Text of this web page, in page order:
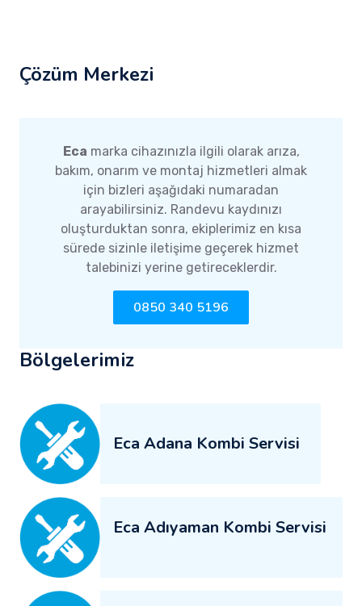
Çözüm Merkezi
Eca marka cihazınızla ilgili olarak arıza,
bakım, onarım ve montaj hizmetleri almak
için bizleri aşağıdaki numaradan
arayabilirsiniz. Randevu kaydınızı
oluşturduktan sonra, ekiplerimiz en kısa
sürede sizinle iletişime geçerek hizmet
talebinizi yerine getireceklerdir.
0850 340 5196
Bölgelerimiz
Eca Adana Kombi Servisi
Eca Adıyaman Kombi Servisi